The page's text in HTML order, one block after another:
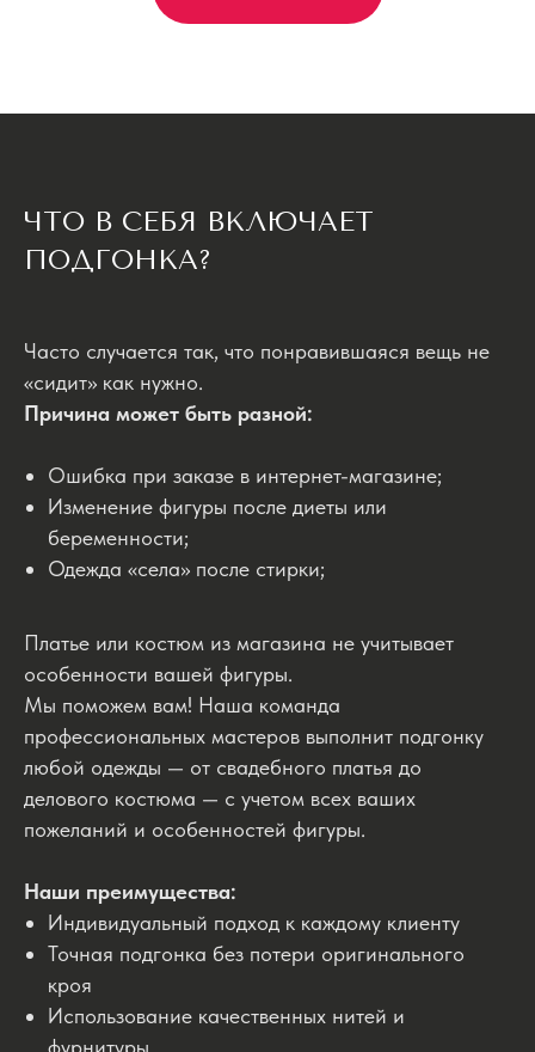
ЧТО В СЕБЯ ВКЛЮЧАЕТ
ПОДГОНКА?
Часто случается так, что понравившаяся вещь не
«сидит» как нужно.
Причина может быть разной:
Ошибка при заказе в интернет-магазине;
Изменение фигуры после диеты или
беременности;
Одежда «села» после стирки;
Платье или костюм из магазина не учитывает
особенности вашей фигуры.
Мы поможем вам! Наша команда
профессиональных мастеров выполнит подгонку
любой одежды — от свадебного платья до
делового костюма — с учетом всех ваших
пожеланий и особенностей фигуры.
Наши преимущества:
Индивидуальный подход к каждому клиенту
Точная подгонка без потери оригинального
кроя
Использование качественных нитей и
фурнитуры